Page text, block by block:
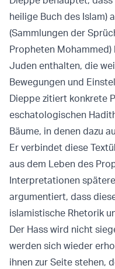
heilige Buch des Islam)
(Sammlungen der
Propheten
Juden enthalten, die
Bewegungen und
Dieppe zitiert konkrete
eschatologischen
Bäume, in denen dazu
Er verbindet diese
aus dem Leben des
Interpretationen
argumentiert, dass
islamistische Rhetorik
Der Hass wird nicht
werden sich wieder
ihnen zur Seite stehen,